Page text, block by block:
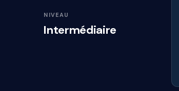
NIVEAU
Intermédiaire